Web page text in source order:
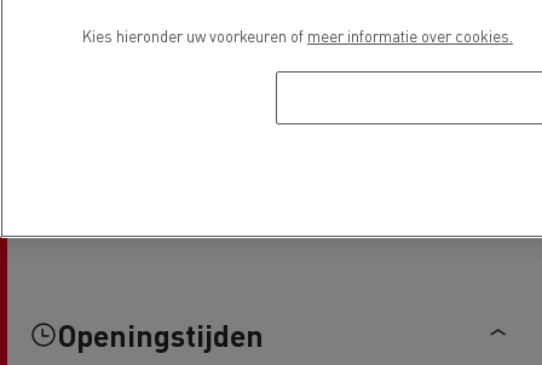
Openingstijden
Kies hieronder uw voorkeuren of meer informatie over cookies.